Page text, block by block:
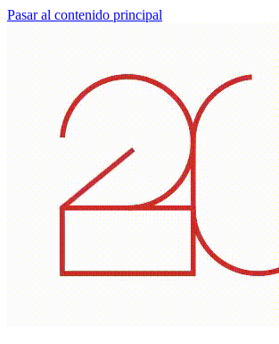
Pasar al contenido principal